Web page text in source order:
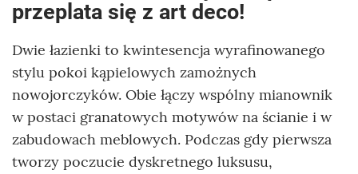
przeplata się z art deco!
Dwie łazienki to kwintesencja wyrafinowanego
stylu pokoi kąpielowych zamożnych
nowojorczyków. Obie łączy wspólny mianownik
w postaci granatowych motywów na ścianie i w
zabudowach meblowych. Podczas gdy pierwsza
tworzy poczucie dyskretnego luksusu,